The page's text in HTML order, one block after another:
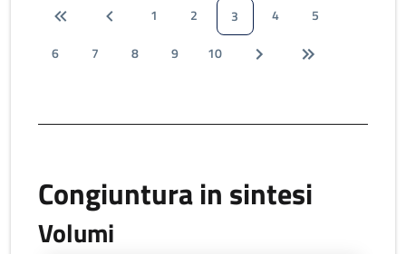
1 2 3 4
5
6
7 8 9 10
Congiuntura in sintesi
Volumi